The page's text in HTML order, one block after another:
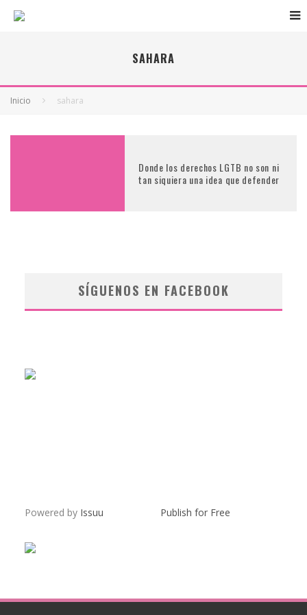
SAHARA
Inicio sahara
Donde los derechos LGTB no son ni
tan siquiera una idea que defender
SÍGUENOS EN FACEBOOK
Powered by Issuu Publish for Free